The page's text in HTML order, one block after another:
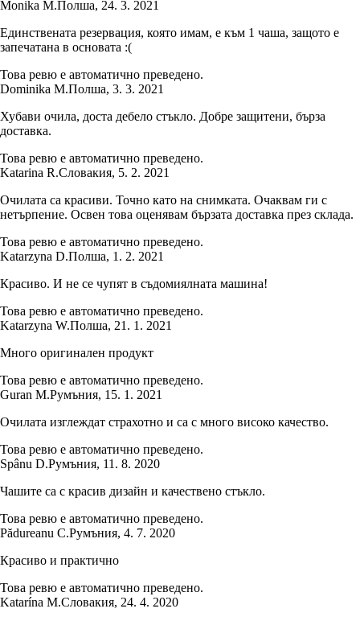
Monika M.Полша, 24. 3. 2021
Единствената резервация, която имам, е към 1 чаша, защото е
запечатана в основата :(
Това ревю е автоматично преведено.
Dominika M.Полша, 3. 3. 2021
Хубави очила, доста дебело стъкло. Добре защитени, бърза
доставка.
Това ревю е автоматично преведено.
Katarina R.Словакия, 5. 2. 2021
Очилата са красиви. Точно като на снимката. Очаквам ги с
нетърпение. Освен това оценявам бързата доставка през склада.
Това ревю е автоматично преведено.
Katarzyna D.Полша, 1. 2. 2021
Красиво. И не се чупят в съдомиялната машина!
Това ревю е автоматично преведено.
Katarzyna W.Полша, 21. 1. 2021
Много оригинален продукт
Това ревю е автоматично преведено.
Guran M.Румъния, 15. 1. 2021
Очилата изглеждат страхотно и са с много високо качество.
Това ревю е автоматично преведено.
Spânu D.Румъния, 11. 8. 2020
Чашите са с красив дизайн и качествено стъкло.
Това ревю е автоматично преведено.
Pădureanu C.Румъния, 4. 7. 2020
Красиво и практично
Това ревю е автоматично преведено.
Katarína M.Словакия, 24. 4. 2020